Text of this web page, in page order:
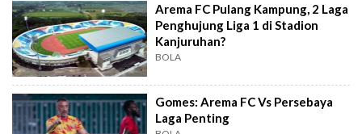
Arema FC Pulang Kampung, 2 Laga
Penghujung Liga 1 di Stadion
Kanjuruhan?
BOLA
Gomes: Arema FC Vs Persebaya
Laga Penting